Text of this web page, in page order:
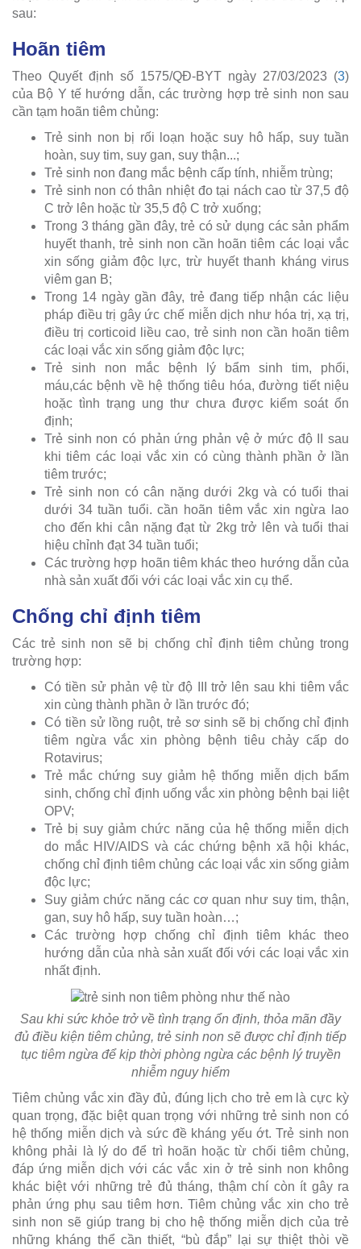
sau:
Hoãn tiêm
Theo Quyết định số 1575/QĐ-BYT ngày 27/03/2023 (3)
của Bộ Y tế hướng dẫn, các trường hợp trẻ sinh non sau
cần tạm hoãn tiêm chủng:
Trẻ sinh non bị rối loạn hoặc suy hô hấp, suy tuần
hoàn, suy tim, suy gan, suy thận...;
Trẻ sinh non đang mắc bệnh cấp tính, nhiễm trùng;
Trẻ sinh non có thân nhiệt đo tại nách cao từ 37,5 độ
C trở lên hoặc từ 35,5 độ C trở xuống;
Trong 3 tháng gần đây, trẻ có sử dụng các sản phẩm
huyết thanh, trẻ sinh non cần hoãn tiêm các loại vắc
xin sống giảm độc lực, trừ huyết thanh kháng virus
viêm gan B;
Trong 14 ngày gần đây, trẻ đang tiếp nhận các liệu
pháp điều trị gây ức chế miễn dịch như hóa trị, xạ trị,
điều trị corticoid liều cao, trẻ sinh non cần hoãn tiêm
các loại vắc xin sống giảm độc lực;
Trẻ sinh non mắc bệnh lý bẩm sinh tim, phổi,
máu,các bệnh về hệ thống tiêu hóa, đường tiết niệu
hoặc tình trạng ung thư chưa được kiểm soát ổn
định;
Trẻ sinh non có phản ứng phản vệ ở mức độ II sau
khi tiêm các loại vắc xin có cùng thành phần ở lần
tiêm trước;
Trẻ sinh non có cân nặng dưới 2kg và có tuổi thai
dưới 34 tuần tuổi. cần hoãn tiêm vắc xin ngừa lao
cho đến khi cân nặng đạt từ 2kg trở lên và tuổi thai
hiệu chỉnh đạt 34 tuần tuổi;
Các trường hợp hoãn tiêm khác theo hướng dẫn của
nhà sản xuất đối với các loại vắc xin cụ thể.
Chống chỉ định tiêm
Các trẻ sinh non sẽ bị chống chỉ định tiêm chủng trong
trường hợp:
Có tiền sử phản vệ từ độ III trở lên sau khi tiêm vắc
xin cùng thành phần ở lần trước đó;
Có tiền sử lồng ruột, trẻ sơ sinh sẽ bị chống chỉ định
tiêm ngừa vắc xin phòng bệnh tiêu chảy cấp do
Rotavirus;
Trẻ mắc chứng suy giảm hệ thống miễn dịch bẩm
sinh, chống chỉ định uống vắc xin phòng bệnh bại liệt
OPV;
Trẻ bị suy giảm chức năng của hệ thống miễn dịch
do mắc HIV/AIDS và các chứng bệnh xã hội khác,
chống chỉ định tiêm chủng các loại vắc xin sống giảm
độc lực;
Suy giảm chức năng các cơ quan như suy tim, thận,
gan, suy hô hấp, suy tuần hoàn…;
Các trường hợp chống chỉ định tiêm khác theo
hướng dẫn của nhà sản xuất đối với các loại vắc xin
nhất định.
Sau khi sức khỏe trở về tình trạng ổn định, thỏa mãn đầy
đủ điều kiện tiêm chủng, trẻ sinh non sẽ được chỉ định tiếp
tục tiêm ngừa để kịp thời phòng ngừa các bệnh lý truyền
nhiễm nguy hiểm
Tiêm chủng vắc xin đầy đủ, đúng lịch cho trẻ em là cực kỳ
quan trọng, đặc biệt quan trọng với những trẻ sinh non có
hệ thống miễn dịch và sức đề kháng yếu ớt. Trẻ sinh non
không phải là lý do để trì hoãn hoặc từ chối tiêm chủng,
đáp ứng miễn dịch với các vắc xin ở trẻ sinh non không
khác biệt với những trẻ đủ tháng, thậm chí còn ít gây ra
phản ứng phụ sau tiêm hơn. Tiêm chủng vắc xin cho trẻ
sinh non sẽ giúp trang bị cho hệ thống miễn dịch của trẻ
những kháng thể cần thiết, “bù đắp” lại sự thiệt thòi về